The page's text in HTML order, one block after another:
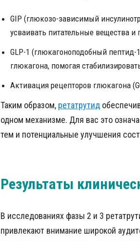
GIP (глюкозо-зависимый
усваивать питательные вещества
GLP-1 (глюкагоноподобный
глюкагона, помогая
Активация рецепторов глюкагона
Таким образом, ретатрутид
одном механизме. Для вас это
тем и потенциальные улучшения
Результаты
В исследованиях фазы 2 и 3
привлекают внимание широкой